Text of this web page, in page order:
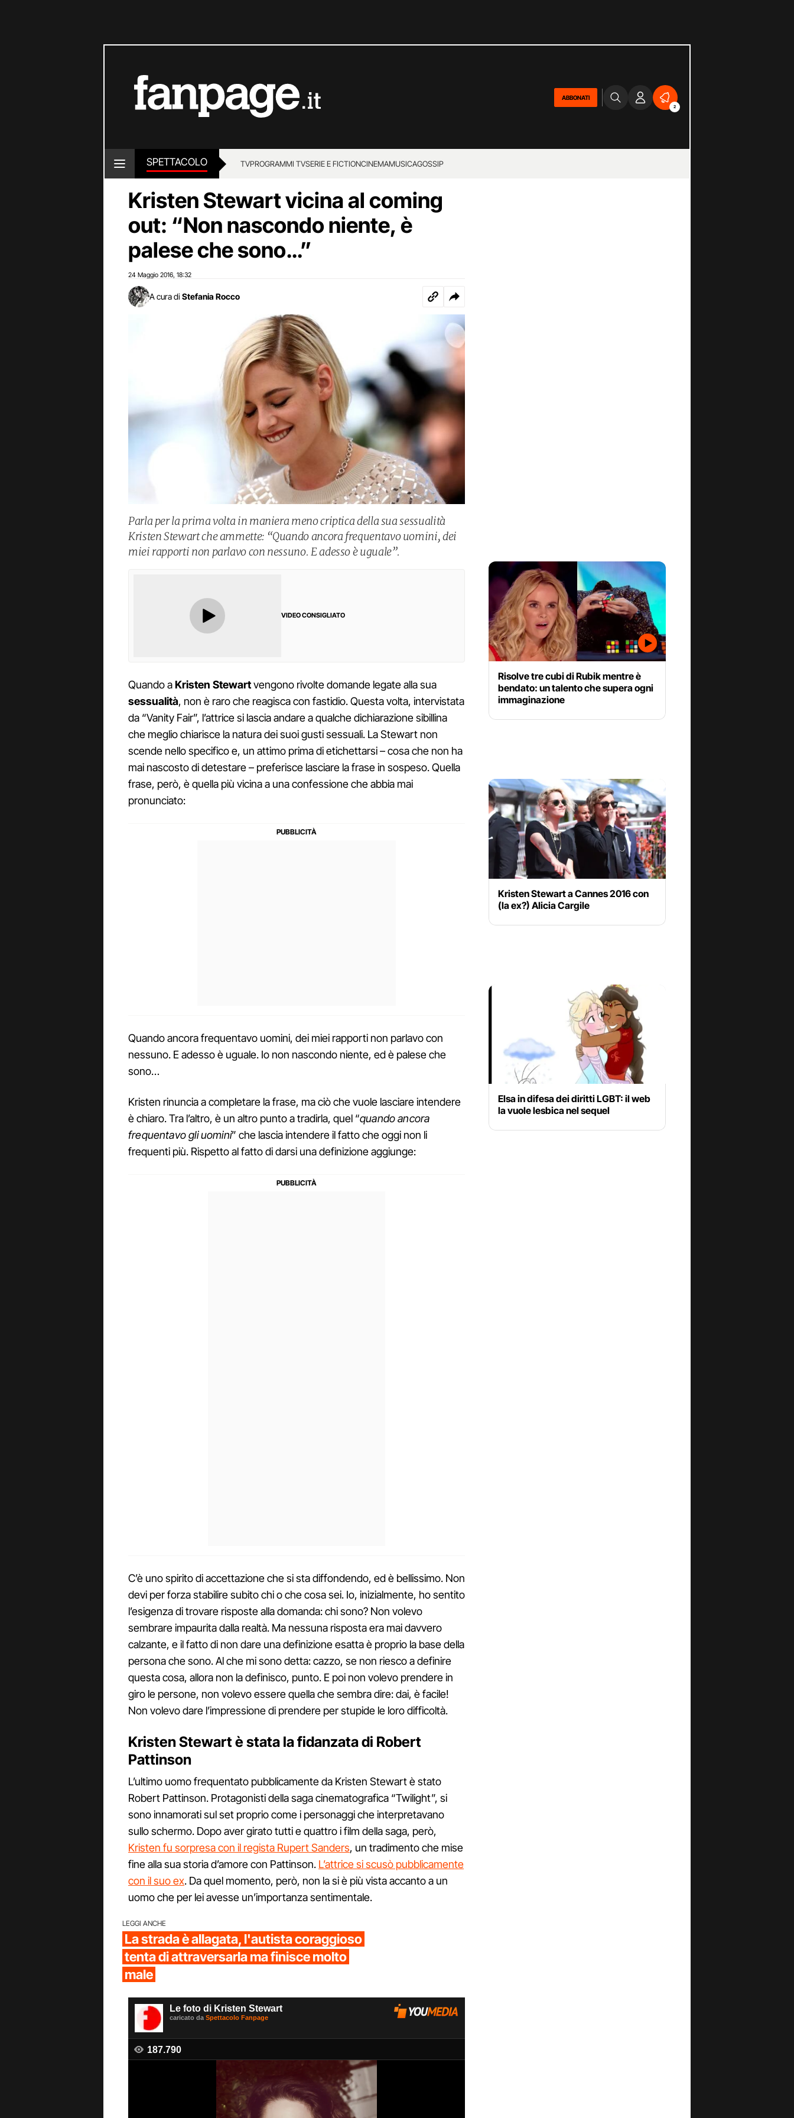
ABBONATI
2
SPETTACOLO TVPROGRAMMI TVSERIE E FICTIONCINEMAMUSICAGOSSIP
Kristen Stewart vicina al coming
out: “Non nascondo niente, è
palese che sono…”
24 Maggio 2016 18:32
A cura di Stefania Rocco
Parla per la prima volta in maniera meno criptica della sua sessualità
Kristen Stewart che ammette: “Quando ancora frequentavo uomini, dei
miei rapporti non parlavo con nessuno. E adesso è uguale”.
VIDEO CONSIGLIATO
Quando aKristen Stewartvengono rivolte domande legate alla sua
sessualità, non è raro che reagisca con fastidio. Questa volta, intervistata
da “Vanity Fair”, l’attrice si lascia andare a qualche dichiarazione sibillina
che meglio chiarisce la natura dei suoi gusti sessuali. La Stewart non
scende nello specifico e, un attimo prima di etichettarsi – cosa che non ha
mai nascosto di detestare – preferisce lasciare la frase in sospeso. Quella
frase, però, è quella più vicina a una confessione che abbia mai
pronunciato:
Quando ancora frequentavo uomini, dei miei rapporti non parlavo con
nessuno. E adesso è uguale. Io non nascondo niente, ed è palese che
sono…
Kristen rinuncia a completare la frase, ma ciò che vuole lasciare intendere
è chiaro. Tra l’altro, è un altro punto a tradirla, quel “quando ancora
frequentavo gli uomini” che lascia intendere il fatto che oggi non li
frequenti più. Rispetto al fatto di darsi una definizione aggiunge:
C’è uno spirito di accettazione che si sta diffondendo, ed è bellissimo. Non
devi per forza stabilire subito chi o che cosa sei. Io, inizialmente, ho sentito
l’esigenza di trovare risposte alla domanda: chi sono? Non volevo
sembrare impaurita dalla realtà. Ma nessuna risposta era mai davvero
calzante, e il fatto di non dare una definizione esatta è proprio la base della
persona che sono. Al che mi sono detta: cazzo, se non riesco a definire
questa cosa, allora non la definisco, punto. E poi non volevo prendere in
giro le persone, non volevo essere quella che sembra dire: dai, è facile!
Non volevo dare l’impressione di prendere per stupide le loro difficoltà.
Kristen Stewart è stata la fidanzata di Robert
Pattinson
L’ultimo uomo frequentato pubblicamente da Kristen Stewart è stato
Robert Pattinson. Protagonisti della saga cinematografica “Twilight”, si
sono innamorati sul set proprio come i personaggi che interpretavano
sullo schermo. Dopo aver girato tutti e quattro i film della saga, però,
Kristen fu sorpresa con il regista Rupert Sanders, un tradimento che mise
fine alla sua storia d’amore con Pattinson. L’attrice si scusò pubblicamente
con il suo ex. Da quel momento, però, non la si è più vista accanto a un
uomo che per lei avesse un’importanza sentimentale.
LEGGI ANCHE
La strada è allagata, l'autista coraggioso
tenta di attraversarla ma finisce molto
male
Risolve tre cubi di Rubik mentre è
bendato: un talento che supera ogni
immaginazione
Kristen Stewart a Cannes 2016 con
(la ex?) Alicia Cargile
Elsa in difesa dei diritti LGBT: il web
la vuole lesbica nel sequel